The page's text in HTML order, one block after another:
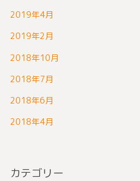
2019年4月
2019年2月
2018年10月
2018年7月
2018年6月
2018年4月
カテゴリー